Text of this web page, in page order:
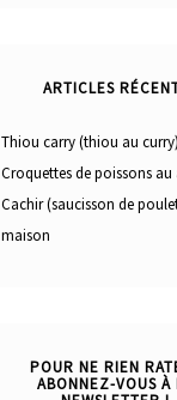
ARTICLES
Thiou carry (thiou au curry)
Croquettes de poissons au
Cachir (saucisson de
maison
POUR NE RIEN
ABONNEZ-VOUS À